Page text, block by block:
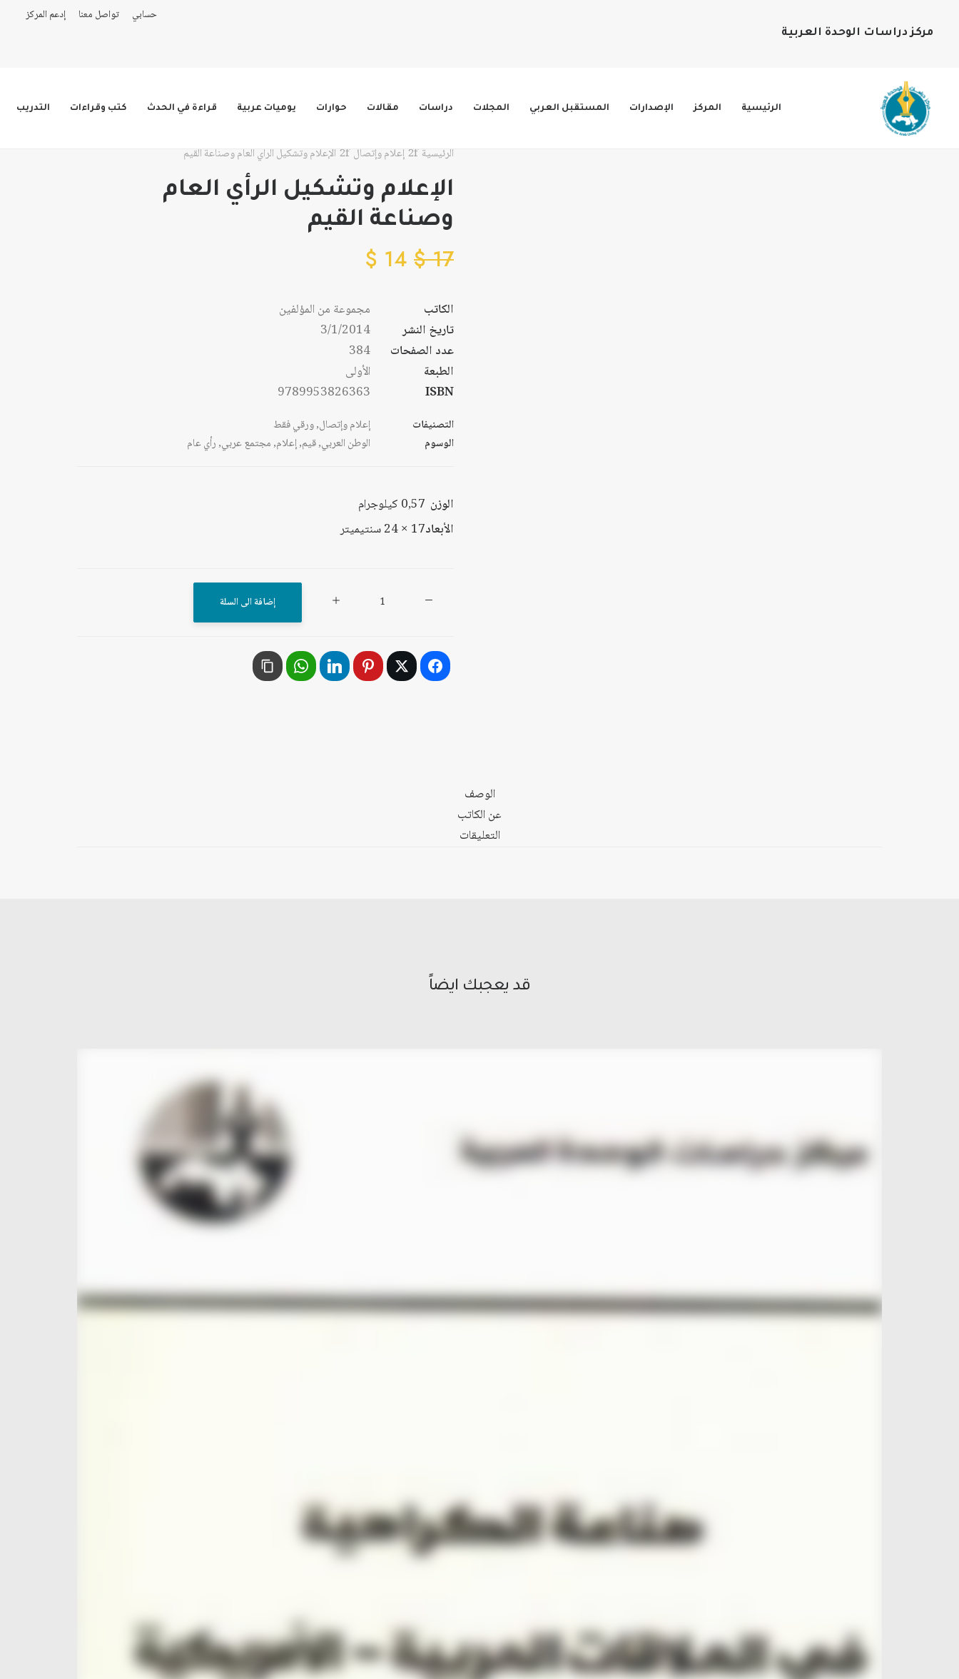
مركز دراسات الوحدة العربية
حسابي تواصل معنا إدعم المركز
الرئيسية المركز الإصدارات المستقبل العربي المجلات دراسات مقالات حوارات يوميات عربية قراءة في الحدث كتب وقراءات التدريب
الرئيسية إعلام وإتصال الإعلام وتشكيل الرأي العام وصناعة القيم
الإعلام وتشكيل الرأي العام
وصناعة القيم
17
$
14
$
الكاتب
مجموعة من المؤلفين
تاريخ النشر
3/1/2014
عدد الصفحات
384
الطبعة
الأولى
ISBN
9789953826363
التصنيفات إعلام وإتصال,ورقي فقط
الوسوم
الوطن العربي,قيم,إعلام,مجتمع عربي,رأي عام
الوزن 0,57 كيلوجرام
الأبعاد17 × 24 سنتيميتر
الرأي
العام
إضافة الى السلة
الوصف
عن الكاتب
التعليقات
قد يعجبك ايضاً